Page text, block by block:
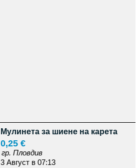
Мулинета за шиене на карета
0,25 €
гр. Пловдив
3 Август в 07:13